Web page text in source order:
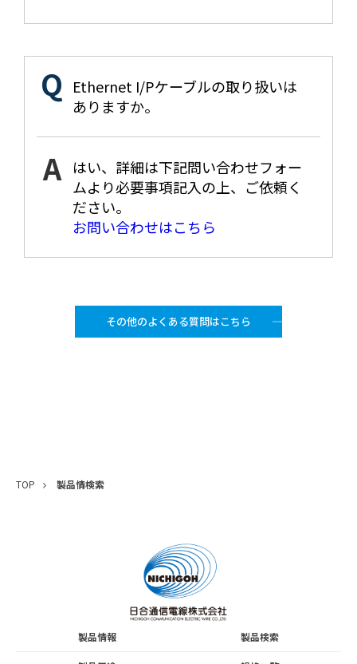
Ethernet I/Pケーブルの取り扱いは
ありますか。
はい、詳細は下記問い合わせフォー
ムより必要事項記入の上、ご依頼く
ださい。
お問い合わせはこちら
その他のよくある質問はこちら
TOP 製品情検索
製品情報 製品検索